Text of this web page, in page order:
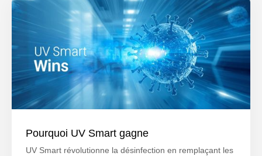
Pourquoi UV Smart gagne
UV Smart révolutionne la désinfection en remplaçant les